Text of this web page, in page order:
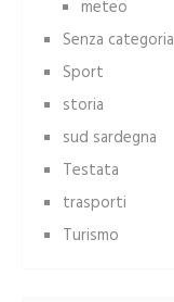
meteo
Senza categoria
Sport
storia
sud sardegna
Testata
trasporti
Turismo